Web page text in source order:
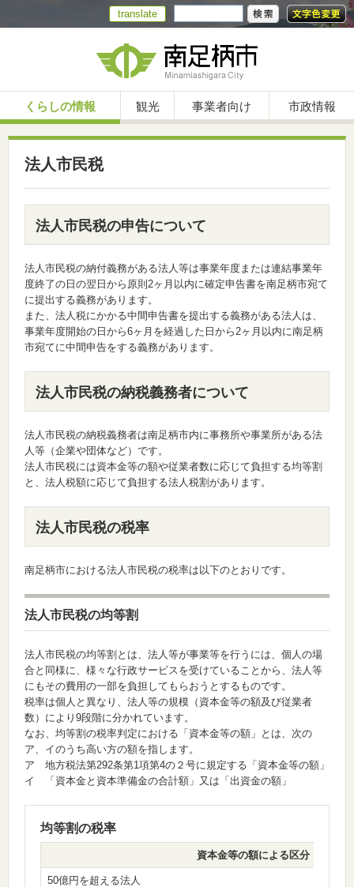
translate
くらしの情報 観光 事業者向け 市政情報
法人市民税
法人市民税の申告について
法人市民税の納付義務がある法人等は事業年度または連結事業年
度終了の日の翌日から原則2ヶ月以内に確定申告書を南足柄市宛て
に提出する義務があります。
また、法人税にかかる中間申告書を提出する義務がある法人は、
事業年度開始の日から6ヶ月を経過した日から2ヶ月以内に南足柄
市宛てに中間申告をする義務があります。
法人市民税の納税義務者について
法人市民税の納税義務者は南足柄市内に事務所や事業所がある法
人等（企業や団体など）です。
法人市民税には資本金等の額や従業者数に応じて負担する均等割
と、法人税額に応じて負担する法人税割があります。
法人市民税の税率
南足柄市における法人市民税の税率は以下のとおりです。
法人市民税の均等割
法人市民税の均等割 とは、法人等が事業等を行うには、個人の場
合と同様に、様々な行政サービスを受けていることから、法人等
にもその費用の一部を負担してもらおうとするものです。
税率は個人と異なり、法人等の規模（資本金等の額及び従業者
数）により9段階に分かれています。
なお、均等割の税率判定における「資本金等の額」とは、次の
ア、イのうち高い方の額を指します。
ア 地方税法第292条第1項第4の２号に規定する「資本金等の額」
イ 「資本金と資本準備金の合計額」又は「出資金の額」
均等割の税率
資本金等の額による区分
50億円を超える法人